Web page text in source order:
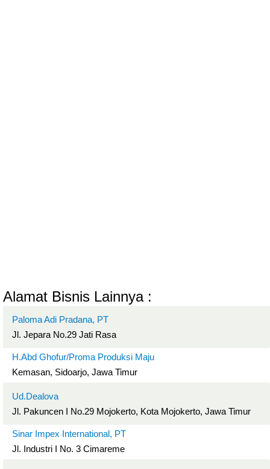
Alamat Bisnis Lainnya :
Paloma Adi Pradana, PT
Jl. Jepara No.29 Jati Rasa
H.Abd Ghofur/Proma Produksi Maju
Kemasan, Sidoarjo, Jawa Timur
Ud.Dealova
Jl. Pakuncen I No.29 Mojokerto, Kota Mojokerto, Jawa Timur
Sinar Impex International, PT
Jl. Industri I No. 3 Cimareme